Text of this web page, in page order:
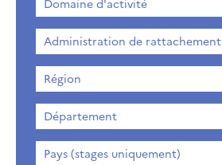
préparé
Domaine d'activité
Administration de rattachement
Région
Département
Pays (stages uniquement)